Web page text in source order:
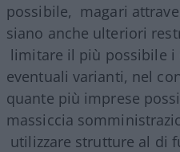
possibile, magari
siano anche ulteriori
limitare il più possibile i
eventuali varianti, nel
quante più imprese
massiccia
utilizzare strutture al di